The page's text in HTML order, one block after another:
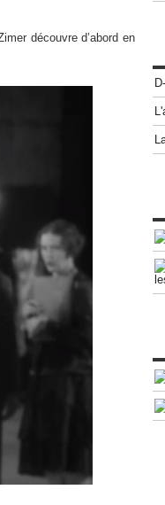
découvre d’abord en